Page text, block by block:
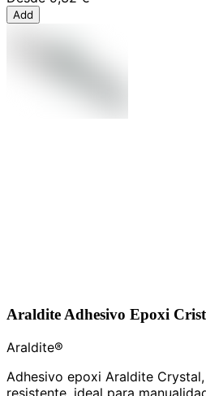
Add
Araldite Adhesivo Epoxi
Araldite®
Adhesivo epoxi Araldite
resistente, ideal para